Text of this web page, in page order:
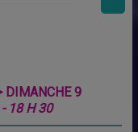
DIMANCHE 9
18 H 30